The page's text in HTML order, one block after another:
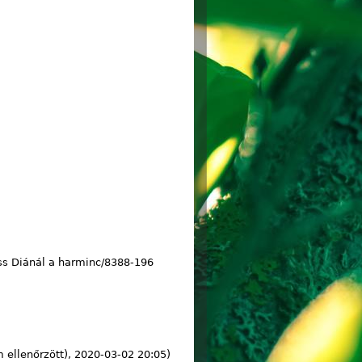
Diánál a harminc/8388-196
ellenőrzött), 2020-03-02 20:05)